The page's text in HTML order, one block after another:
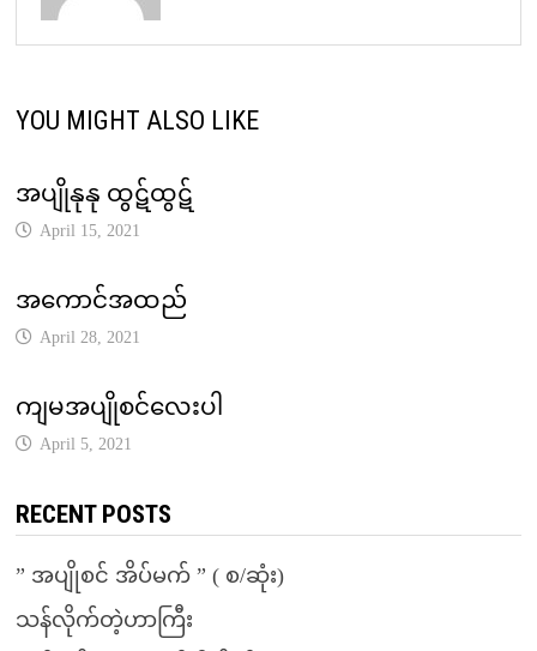
YOU MIGHT ALSO LIKE
အပျိုနုနု ထွဋ်ထွဋ်
April 15, 2021
အကောင်အထည်
April 28, 2021
ကျမအပျိုစင်လေးပါ
April 5, 2021
RECENT POSTS
” အပျိုစင် အိပ်မက် ” ( စ/ဆုံး)
သန်လိုက်တဲ့ဟာကြီး